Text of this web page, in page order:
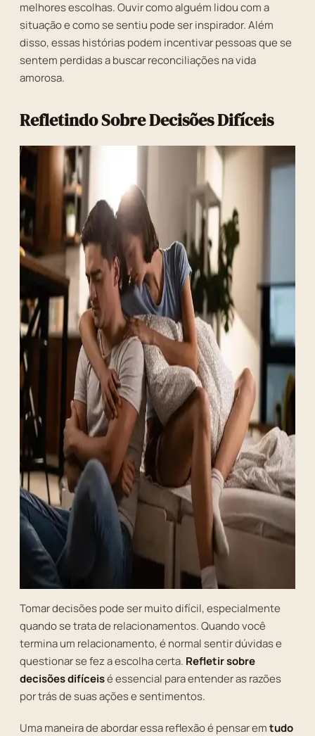
melhores escolhas. Ouvir como alguém lidou com a
situação e como se sentiu pode ser inspirador. Além
disso, essas histórias podem incentivar pessoas que se
sentem perdidas a buscar reconciliações na vida
amorosa.
Refletindo Sobre Decisões Difíceis
Tomar decisões pode ser muito difícil, especialmente
quando se trata de relacionamentos. Quando você
termina um relacionamento, é normal sentir dúvidas e
questionar se fez a escolha certa. Refletir sobre
decisões difíceisé essencial para entender as razões
por trás de suas ações e sentimentos.
Uma maneira de abordar essa reflexão é pensar emtudo